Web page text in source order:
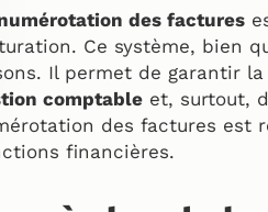
des factures
Ce système, bien
Il permet de garantir
comptable et, surtout,
des factures est
financières.